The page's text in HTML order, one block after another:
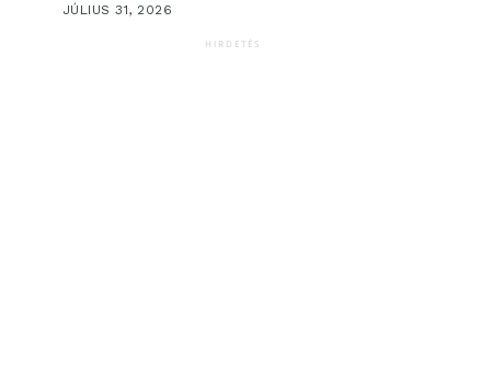
JÚLIUS 31, 2026
HIRDETÉS